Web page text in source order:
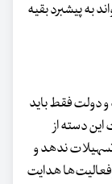
به پیشبرد بقیه
و دولت فقط باید
دسته از
ندهد و
هدایت